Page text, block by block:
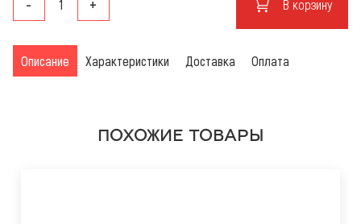
- + В корзину
Описание Характеристики Доставка Оплата
ПОХОЖИЕ ТОВАРЫ